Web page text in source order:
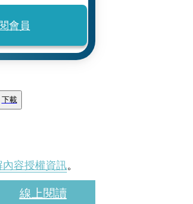
會員
下載
內容授權資訊。
線上閱讀